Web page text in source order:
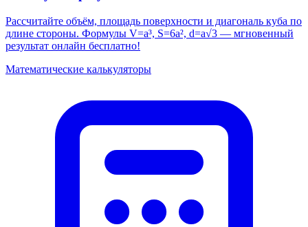
Рассчитайте объём, площадь поверхности и диагональ куба по
длине стороны. Формулы V=a³, S=6a², d=a√3 — мгновенный
результат онлайн бесплатно!
Математические калькуляторы